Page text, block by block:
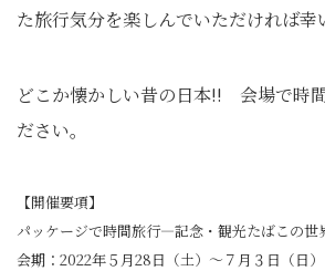
た旅行気分を楽しんでいただければ幸
どこか懐かしい昔の日本!! 会場で時
ださい。
【開催要項】
パッケージで時間旅行―記念・観光たばこの世
会期：2022年５月28日（土）～７月３日（日）